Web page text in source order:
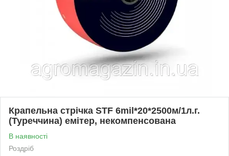
Крапельна стрічка STF 6mil*20*2500м/1л.г.
(Туреччина) емітер, некомпенсована
В наявності
Роздріб